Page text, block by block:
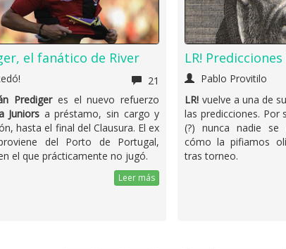
el fanático de River
21
Predigeres el nuevo refuerzo
Juniors a préstamo, sin cargo y
hasta el final del Clausura. El ex
del Porto de Portugal,
el que prácticamente no jugó.
Leer más
LR!
Pablo Provitilo
LR! vuelve a una de
las predicciones. Por
(?) nunca nadie se
cómo la pifiamos
tras torneo.